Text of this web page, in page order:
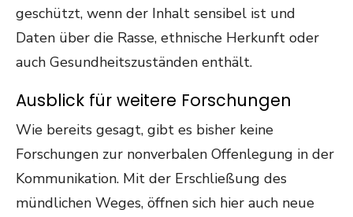
geschützt, wenn der Inhalt sensibel ist und
Daten über die Rasse, ethnische Herkunft oder
auch Gesundheitszuständen enthält.
Ausblick für weitere Forschungen
Wie bereits gesagt, gibt es bisher keine
Forschungen zur nonverbalen Offenlegung in der
Kommunikation. Mit der Erschließung des
mündlichen Weges, öffnen sich hier auch neue